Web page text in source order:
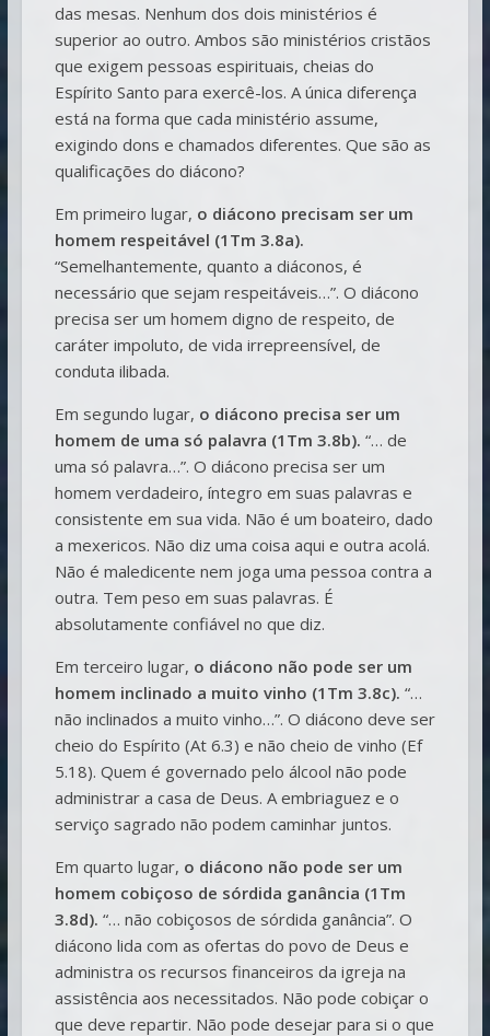
das mesas. Nenhum dos dois ministérios é
superior ao outro. Ambos são ministérios cristãos
que exigem pessoas espirituais, cheias do
Espírito Santo para exercê-los. A única diferença
está na forma que cada ministério assume,
exigindo dons e chamados diferentes. Que são as
qualificações do diácono?
Em primeiro lugar, o diácono precisam ser um
homem respeitável (1Tm 3.8a).
“Semelhantemente, quanto a diáconos, é
necessário que sejam respeitáveis…”. O diácono
precisa ser um homem digno de respeito, de
caráter impoluto, de vida irrepreensível, de
conduta ilibada.
Em segundo lugar, o diácono precisa ser um
homem de uma só palavra (1Tm 3.8b). “… de
uma só palavra…”. O diácono precisa ser um
homem verdadeiro, íntegro em suas palavras e
consistente em sua vida. Não é um boateiro, dado
a mexericos. Não diz uma coisa aqui e outra acolá.
Não é maledicente nem joga uma pessoa contra a
outra. Tem peso em suas palavras. É
absolutamente confiável no que diz.
Em terceiro lugar, o diácono não pode ser um
homem inclinado a muito vinho (1Tm 3.8c). “…
não inclinados a muito vinho…”. O diácono deve ser
cheio do Espírito (At 6.3) e não cheio de vinho (Ef
5.18). Quem é governado pelo álcool não pode
administrar a casa de Deus. A embriaguez e o
serviço sagrado não podem caminhar juntos.
Em quarto lugar, o diácono não pode ser um
homem cobiçoso de sórdida ganância (1Tm
3.8d). “… não cobiçosos de sórdida ganância”. O
diácono lida com as ofertas do povo de Deus e
administra os recursos financeiros da igreja na
assistência aos necessitados. Não pode cobiçar o
que deve repartir. Não pode desejar para si o que